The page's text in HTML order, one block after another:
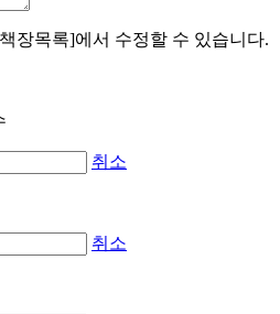
장목록]에서 수정할 수 있습니다.
취소
취소